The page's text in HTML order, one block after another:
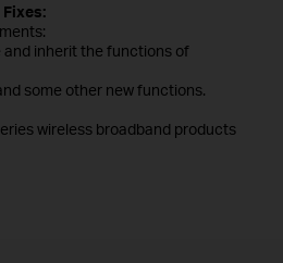
and inherit the functions of
some other new functions.
wireless broadband products